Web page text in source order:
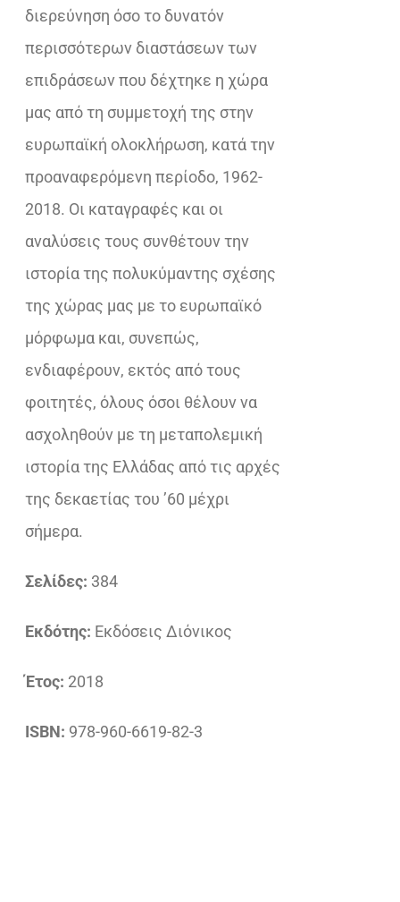
διερεύνηση όσο το δυνατόν
περισσότερων διαστάσεων των
επιδράσεων που δέχτηκε η χώρα
μας από τη συμμετοχή της στην
ευρωπαϊκή ολοκλήρωση, κατά την
προαναφερόμενη περίοδο, 1962-
2018. Οι καταγραφές και οι
αναλύσεις τους συνθέτουν την
ιστορία της πολυκύμαντης σχέσης
της χώρας μας με το ευρωπαϊκό
μόρφωμα και, συνεπώς,
ενδιαφέρουν, εκτός από τους
φοιτητές, όλους όσοι θέλουν να
ασχοληθούν με τη μεταπολεμική
ιστορία της Ελλάδας από τις αρχές
της δεκαετίας του ’60 μέχρι
σήμερα.
Σελίδες: 384
Εκδότης: Εκδόσεις Διόνικος
Έτος: 2018
ISBN: 978-960-6619-82-3